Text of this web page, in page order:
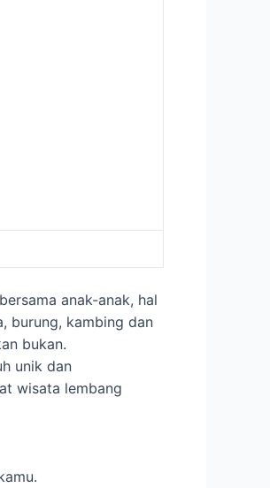
anak-anak, hal
burung, kambing dan
bukan.
unik dan
wisata lembang